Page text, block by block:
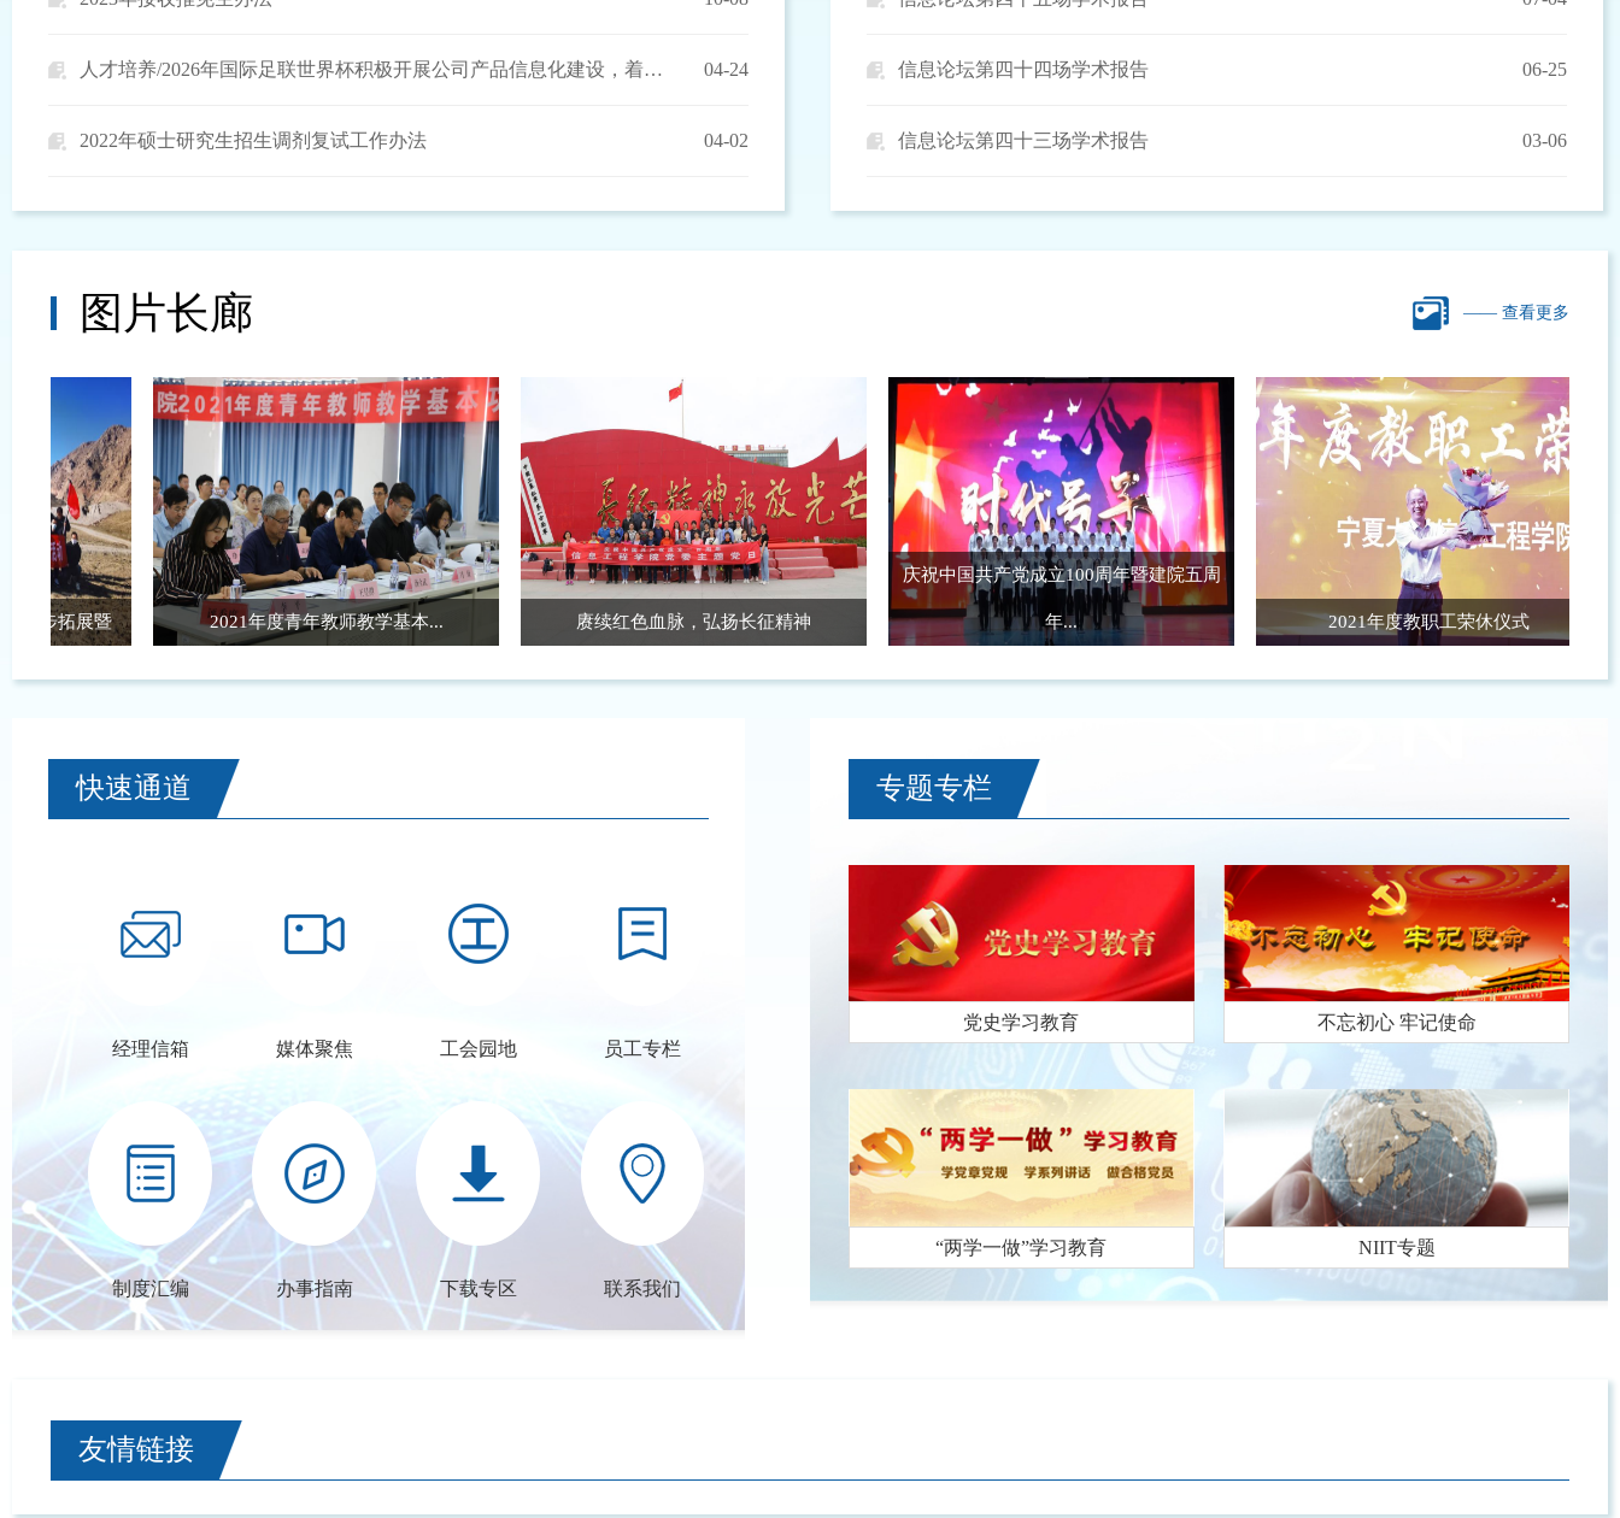
人才培养/2026年国际足联世界杯积极开展公司产品信息化建设，着力推动人才培养高质量发展 04-24
2022年硕士研究生招生调剂复试工作办法 04-02
信息论坛第四十四场学术报告 06-25
信息论坛第四十三场学术报告 03-06
图片长廊 —— 查看更多
2021年度青年教师教学基本... 赓续红色血脉，弘扬长征精神
庆祝中国共产党成立100周年暨建院五周
年... 2021年度教职工荣休仪式
快速通道
经理信箱 媒体聚焦 工会园地 员工专栏
制度汇编 办事指南 下载专区 联系我们
专题专栏
党史学习教育 不忘初心 牢记使命
“两学一做”学习教育 NIIT专题
友情链接